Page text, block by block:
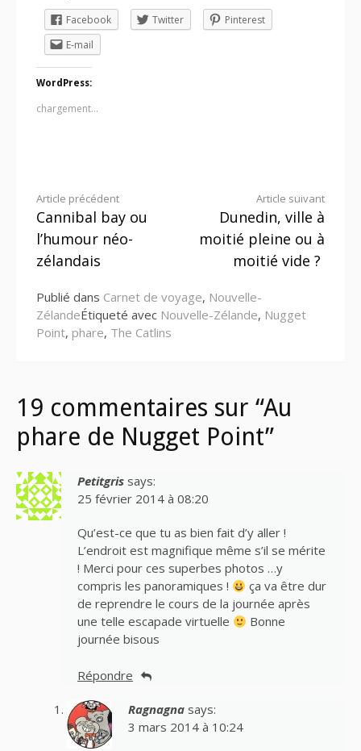
Facebook Twitter
Pinterest
E-mail
WordPress:
chargement…
Lire
la
suite
Article précédent
Cannibal bay ou
l’humour néo-
zélandais
Article suivant
Dunedin, ville à
moitié pleine ou à
moitié vide ?
Publié dans Carnet de voyage, Nouvelle-
ZélandeÉtiqueté avec Nouvelle-Zélande, Nugget
Point, phare, The Catlins
19 commentaires sur “Au
phare de Nugget Point”
Petitgris says:
25 février 2014 à 08:20
Qu’est-ce que tu as bien fait d’y aller !
L’endroit est magnifique même s’il se mérite
! Merci pour ces superbes photos …y
compris les panoramiques !
ça va être dur
de reprendre le cours de la journée après
une telle escapade virtuelle
Bonne
journée bisous
Répondre
Ragnagna says:
3 mars 2014 à 10:24